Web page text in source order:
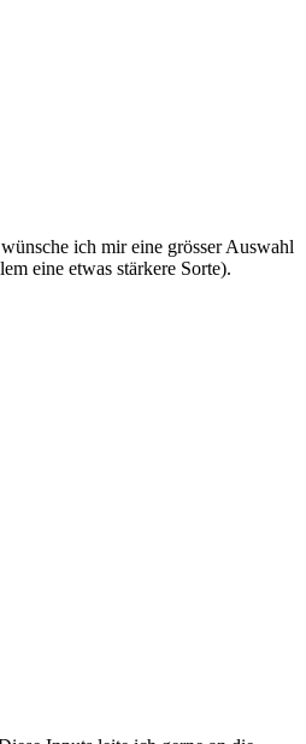
ich mir eine grösser Auswahl
eine etwas stärkere Sorte).